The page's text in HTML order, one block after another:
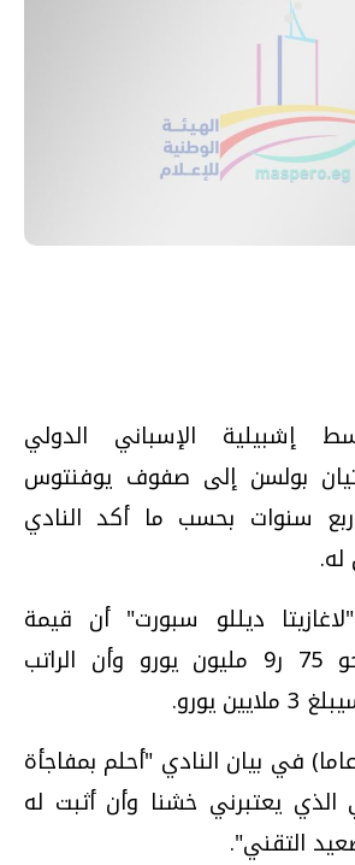
إشبيلية الإسباني الدولي
بولسن إلى صفوف يوفنتوس
سنوات بحسب ما أكد النادي
ديللو سبورت" أن قيمة
الصفقة بلغت نحو 75 ر9 مليون يورو وأن الراتب
يورو.
وقال بولسن (28 عاما) في بيان النادي "أحلم بمفاجأة
الذي يعتبرني خشنا وأن أثبت له
التقني".